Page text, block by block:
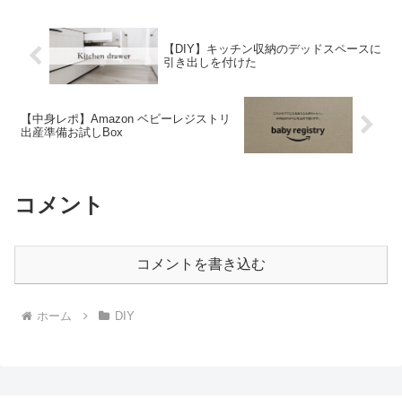
【DIY】キッチン収納のデッドスペースに
引き出しを付けた
【中身レポ】Amazon ベビーレジストリ
出産準備お試しBox
コメント
コメントを書き込む
ホーム DIY